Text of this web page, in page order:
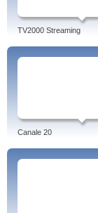
TV2000 Streaming
Canale 20